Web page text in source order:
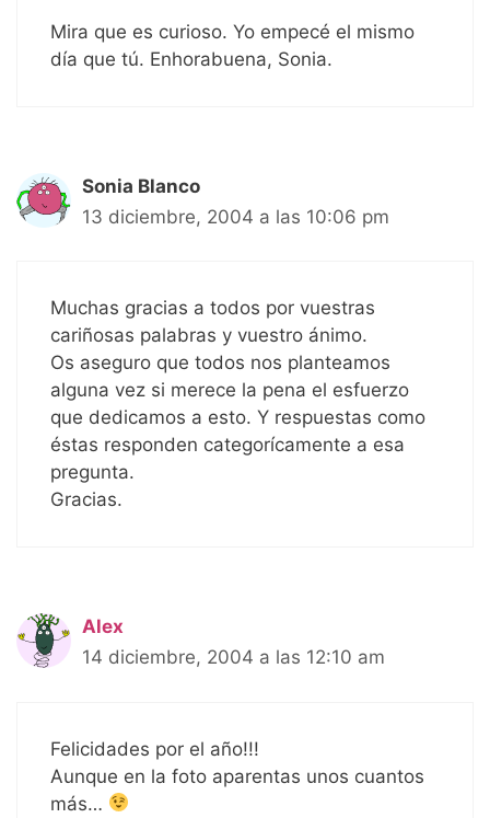
Mira que es curioso. Yo empecé el mismo
día que tú. Enhorabuena, Sonia.
Sonia Blanco
13 diciembre, 2004 a las 10:06 pm
Muchas gracias a todos por vuestras
cariñosas palabras y vuestro ánimo.
Os aseguro que todos nos planteamos
alguna vez si merece la pena el esfuerzo
que dedicamos a esto. Y respuestas como
éstas responden categorícamente a esa
pregunta.
Gracias.
Alex
14 diciembre, 2004 a las 12:10 am
Felicidades por el año!!!
Aunque en la foto aparentas unos cuantos
más…